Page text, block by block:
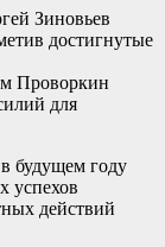
Зиновьев
достигнутые
Проворкин
для
будущем году
успехов
действий